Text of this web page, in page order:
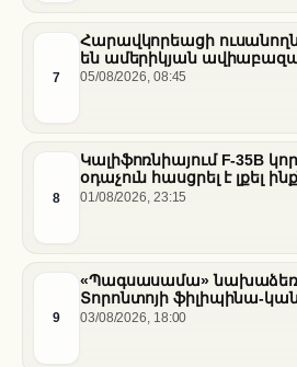
7
Հարավկորեացի
են ամերիկյան ավիաբազա
համար
05/08/2026, 08:45
8
Կալիֆոռնիայում F-35B
օդաչուն հասցրել է լքել
01/08/2026, 23:15
9
«Պագսասամա»
Տորոնտոյի ֆիլիպինա-
արվեստագետների համար
03/08/2026, 18:00